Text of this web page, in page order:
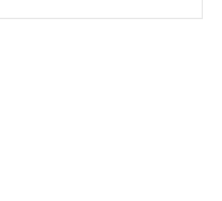
تحریریه